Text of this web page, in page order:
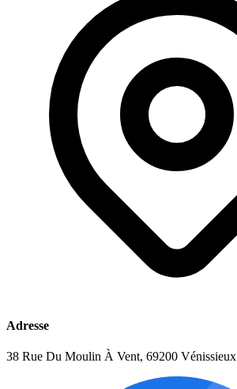
Adresse
38 Rue Du Moulin À Vent, 69200 Vénissieux